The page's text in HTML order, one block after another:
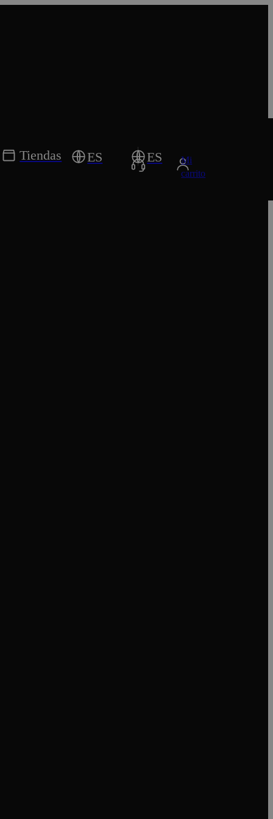
Tiendas ES ES
Mi
carrito